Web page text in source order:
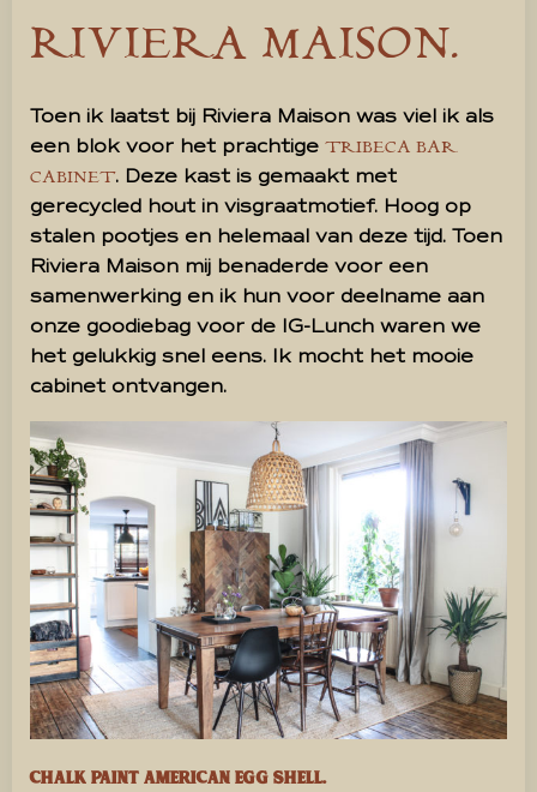
RIVIERA MAISON.
Toen ik laatst bij Riviera Maison was viel ik als
een blok voor het prachtige TRIBECA BAR
CABINET. Deze kast is gemaakt met
gerecycled hout in visgraatmotief. Hoog op
stalen pootjes en helemaal van deze tijd. Toen
Riviera Maison mij benaderde voor een
samenwerking en ik hun voor deelname aan
onze goodiebag voor de IG-Lunch waren we
het gelukkig snel eens. Ik mocht het mooie
cabinet ontvangen.
Chalk paint American egg shell.